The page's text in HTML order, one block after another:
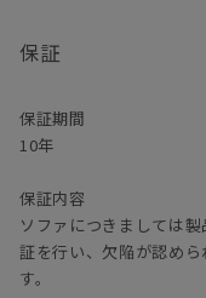
保証
保証期間
10年
保証内容
ソファにつきましては
証を行い、欠陥が認め
す。